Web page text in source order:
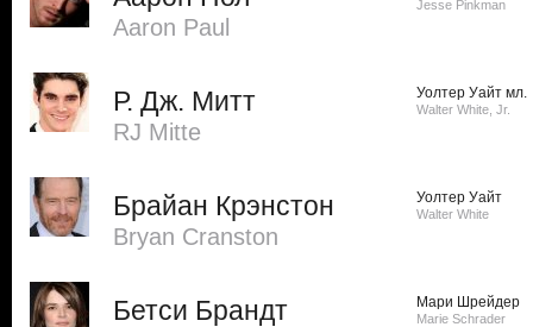
Aaron Paul
Jesse Pinkman
Р. Дж. Митт
RJ Mitte
Уолтер Уайт мл.
Walter White, Jr.
Брайан Крэнстон
Bryan Cranston
Уолтер Уайт
Walter White
Бетси Брандт Мари Шрейдер
Marie Schrader